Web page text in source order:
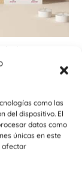
como las
del dispositivo. El
datos como
únicas en este
afectar
bodas
Boda
al